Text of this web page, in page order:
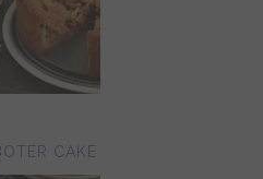
CAKE